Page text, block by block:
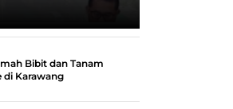
Bibit dan Tanam
di Karawang